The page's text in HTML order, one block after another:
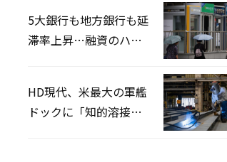
5大銀行も地方銀行も延
滞率上昇…融資のハー
HD現代、米最大の軍艦
ドックに「知的溶接」